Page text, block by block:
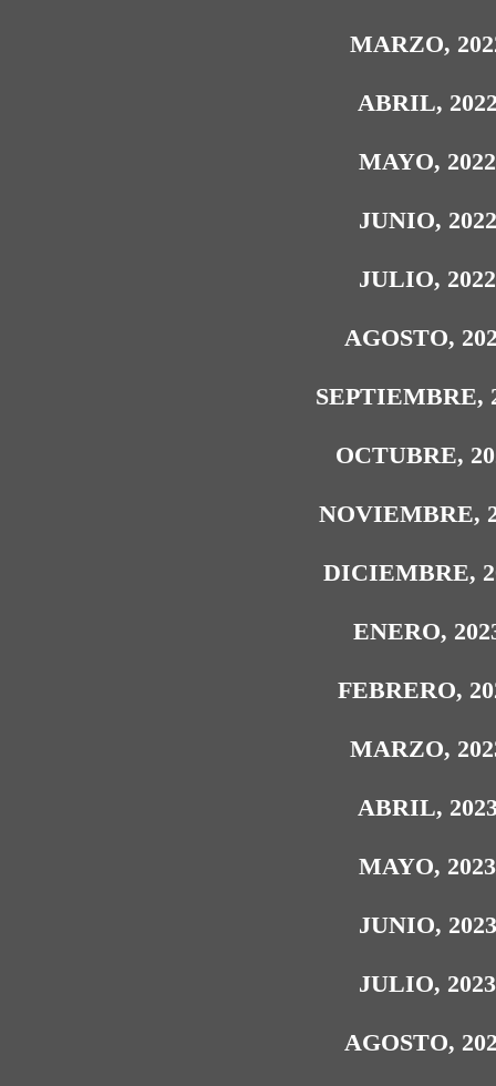
MARZO,
ABRIL,
MAYO, 2022
JUNIO, 2022
JULIO, 2022
AGOSTO,
SEPTIEMBRE,
OCTUBRE,
NOVIEMBRE,
DICIEMBRE,
ENERO,
FEBRERO,
MARZO,
ABRIL,
MAYO, 2023
JUNIO, 2023
JULIO, 2023
AGOSTO,